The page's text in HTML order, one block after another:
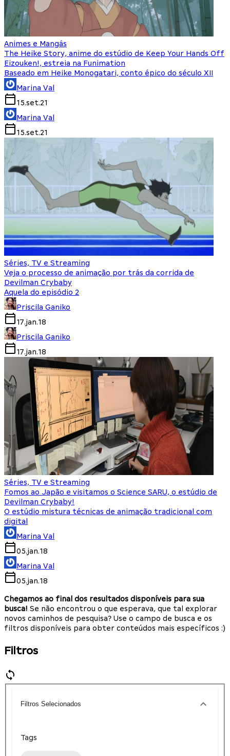
Animes e Mangás
The Heike Story, anime do estúdio de Keep Your Hands Off
Eizouken!, estreia na Funimation
Baseado em Heike Monogatari, conto épico do século XII
Marina Val
15.set.21
Marina Val
15.set.21
Séries, TV e Streaming
Veja o processo de animação por trás da corrida de
Devilman Crybaby
Aquela do episódio 2
Priscila Ganiko
17.jan.18
Priscila Ganiko
17.jan.18
Séries, TV e Streaming
Fomos ao Japão e visitamos o Science SARU, o estúdio de
Devilman Crybaby!
O estúdio mistura técnicas de animação tradicional com
digital
Marina Val
05.jan.18
Marina Val
05.jan.18
Chegamos ao final dos resultados disponíveis para sua
busca! Se não encontrou o que esperava, que tal explorar
novos caminhos de pesquisa? Use o campo de busca e os
filtros disponíveis para obter conteúdos mais específicos :)
Filtros
Filtros Selecionados
Tags